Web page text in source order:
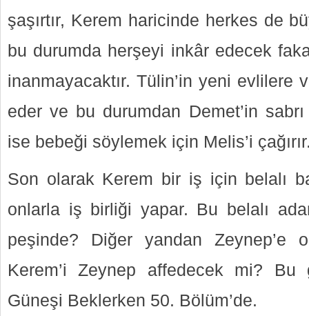
şaşırtır, Kerem haricinde herkes de
bu durumda herşeyi inkâr edecek
inanmayacaktır. Tülin’in yeni evlilere
eder ve bu durumdan Demet’in
ise bebeği söylemek için Melis’i
Son olarak Kerem bir iş için belalı
onlarla iş birliği yapar. Bu belalı
peşinde? Diğer yandan Zeynep’e
Kerem’i Zeynep affedecek mi? Bu
Güneşi Beklerken 50. Bölüm’de.